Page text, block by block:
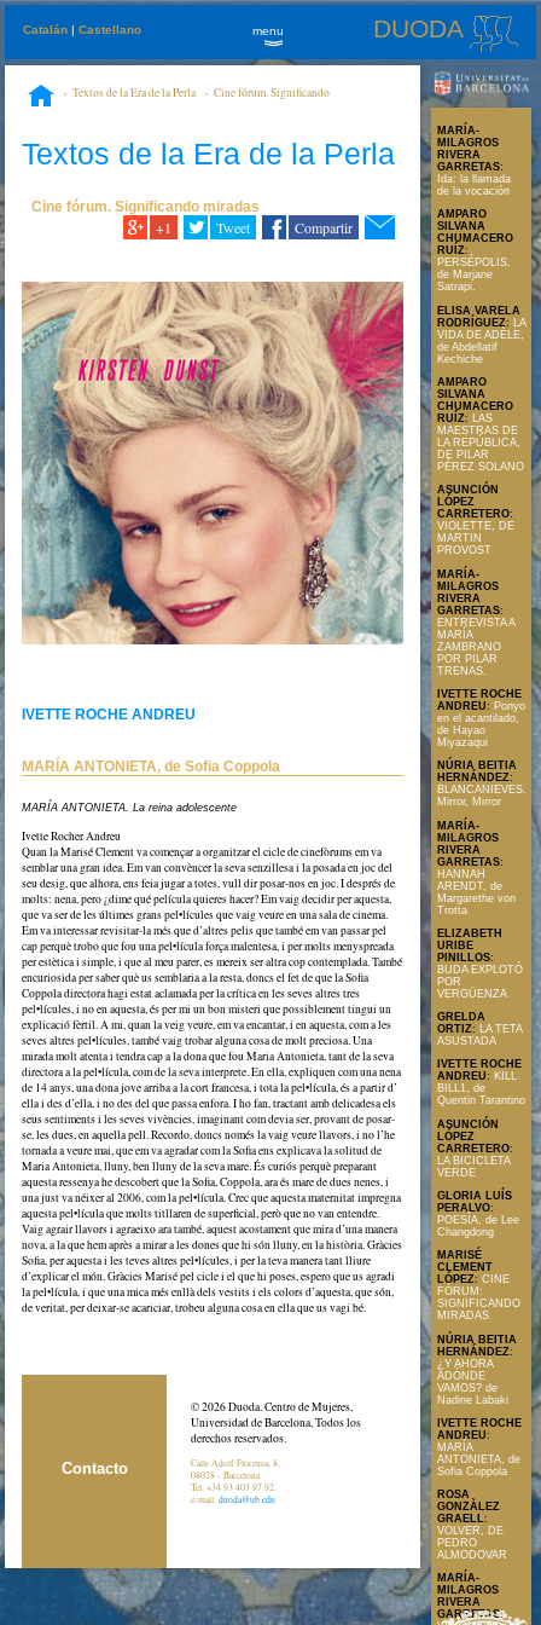
Catalán |Castellano DUODA
menu
»
Textos de la Era de la Perla
Cine fórum. Significando
Textos de la Era de la Perla
Cine fórum. Significando miradas
+1 Tweet Compartir
Texto en formato PDF
IVETTE ROCHE ANDREU
MARÍA ANTONIETA, de Sofia Coppola
MARÍA ANTONIETA. La reina adolescente
Ivette Rocher Andreu
Quan la Marisé Clement va començar a organitzar el cicle de cinefòrums em va
semblar una gran idea. Em van convèncer la seva senzillesa i la posada en joc del
seu desig, que alhora, ens feia jugar a totes, vull dir posar-nos en joc. I després de
molts: nena, pero ¿dime qué película quieres hacer? Em vaig decidir per aquesta,
que va ser de les últimes grans pel•lícules que vaig veure en una sala de cinema.
Em va interessar revisitar-la més que d’altres pelis que també em van passar pel
cap perquè trobo que fou una pel•lícula força malentesa, i per molts menyspreada
per estètica i simple, i que al meu parer, es mereix ser altra cop contemplada. També
encuriosida per saber què us semblaria a la resta, doncs el fet de que la Sofia
Coppola directora hagi estat aclamada per la crítica en les seves altres tres
pel•lícules, i no en aquesta, és per mi un bon misteri que possiblement tingui un
explicació fèrtil. A mi, quan la veig veure, em va encantar, i en aquesta, com a les
seves altres pel•lícules, també vaig trobar alguna cosa de molt preciosa. Una
mirada molt atenta i tendra cap a la dona que fou Maria Antonieta, tant de la seva
directora a la pel•lícula, com de la seva interprete. En ella, expliquen com una nena
de 14 anys, una dona jove arriba a la cort francesa, i tota la pel•lícula, és a partir d’
ella i des d’ella, i no des del que passa enfora. I ho fan, tractant amb delicadesa els
seus sentiments i les seves vivències, imaginant com devia ser, provant de posar-
se, les dues, en aquella pell. Recordo, doncs només la vaig veure llavors, i no l’he
tornada a veure mai, que em va agradar com la Sofia ens explicava la solitud de
Maria Antonieta, lluny, ben lluny de la seva mare. És curiós perquè preparant
aquesta ressenya he descobert que la Sofia, Coppola, ara és mare de dues nenes, i
una just va néixer al 2006, com la pel•lícula. Crec que aquesta maternitat impregna
aquesta pel•lícula que molts titllaren de superficial, però que no van entendre.
Vaig agrair llavors i agraeixo ara també, aquest acostament que mira d’una manera
nova, a la que hem après a mirar a les dones que hi són lluny, en la història. Gràcies
Sofia, per aquesta i les teves altres pel•lícules, i per la teva manera tant lliure
d’explicar el món. Gràcies Marisé pel cicle i el que hi poses, espero que us agradi
la pel•lícula, i que una mica més enllà dels vestits i els colors d’aquesta, que són,
de veritat, per deixar-se acariciar, trobeu alguna cosa en ella que us vagi bé.
Contacto
© 2026 Duoda. Centro de Mujeres,
Universidad de Barcelona, Todos los
derechos reservados.
Calle Adolf Florensa, 8,
08028 - Barcelona
Tel. +34 93 403 97 92.
e-mail:duoda@ub.edu
MARÍA-
MILAGROS
RIVERA
GARRETAS:
Ida: la llamada
de la vocación
AMPARO
SILVANA
CHUMACERO
RUÍZ:
PERSÉPOLIS,
de Marjane
Satrapi.
ELISA VARELA
RODRÍGUEZ:
LA
VIDA DE ADÈLE,
de Abdellatif
Kechiche
AMPARO
SILVANA
CHUMACERO
RUÍZ: LAS
MAESTRAS DE
LA REPÚBLICA,
DE PILAR
PÉREZ SOLANO
ASUNCIÓN
LÓPEZ
CARRETERO:
VIOLETTE, DE
MARTIN
PROVOST
MARÍA-
MILAGROS
RIVERA
GARRETAS:
ENTREVISTA A
MARÍA
ZAMBRANO
POR PILAR
TRENAS.
IVETTE ROCHE
ANDREU: Ponyo
en el acantilado,
de Hayao
Miyazaqui
NÚRIA BEITIA
HERNÁNDEZ:
BLANCANIEVES.
Mirror, Mirror
MARÍA-
MILAGROS
RIVERA
GARRETAS:
HANNAH
ARENDT, de
Margarethe von
Trotta
ELIZABETH
URIBE
PINILLOS:
BUDA EXPLOTÓ
POR
VERGÜENZA
GRELDA
ORTIZ: LA TETA
ASUSTADA
IVETTE ROCHE
ANDREU: KILL
BILL1, de
Quentin Tarantino
ASUNCIÓN
LÓPEZ
CARRETERO:
LA BICICLETA
VERDE
GLORIA LUÍS
PERALVO:
POESÍA, de Lee
Changdong
MARISÉ
CLEMENT
LÓPEZ: CINE
FÓRUM:
SIGNIFICANDO
MIRADAS
NÚRIA BEITIA
HERNÁNDEZ:
¿Y AHORA
ADÓNDE
VAMOS? de
Nadine Labaki
IVETTE ROCHE
ANDREU:
MARÍA
ANTONIETA, de
Sofia Coppola
ROSA
GONZÀLEZ
GRAELL:
VOLVER, DE
PEDRO
ALMODOVAR
MARÍA-
MILAGROS
RIVERA
GARRETAS: